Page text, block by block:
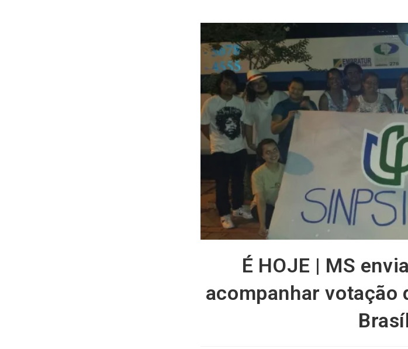
É HOJE | MS
acompanhar votação